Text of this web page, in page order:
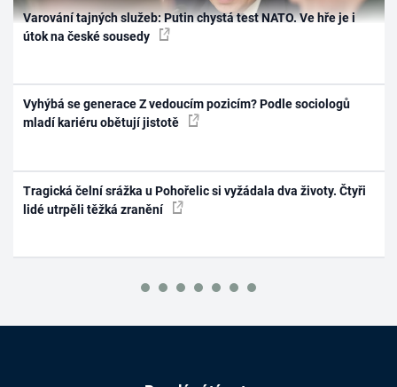
Varování tajných služeb: Putin chystá test NATO. Ve hře je i
útok na české sousedy
Vyhýbá se generace Z vedoucím pozicím? Podle sociologů
mladí kariéru obětují jistotě
Tragická čelní srážka u Pohořelic si vyžádala dva životy. Čtyři
lidé utrpěli těžká zranění